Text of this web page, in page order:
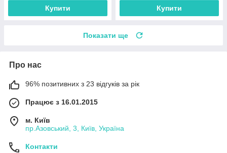
Купити Купити
Показати ще
Про нас
96% позитивних з 23 відгуків за рік
Працює з 16.01.2015
м. Київ
пр.Азовський, 3, Київ, Україна
Контакти